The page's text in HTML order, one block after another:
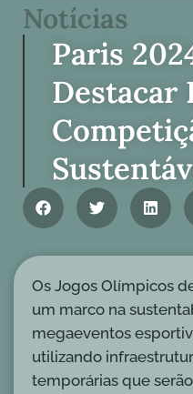
Notícias
Paris
Destacar
Os Jogos Olímpicos
um marco na
megaeventos
utilizando
temporárias que